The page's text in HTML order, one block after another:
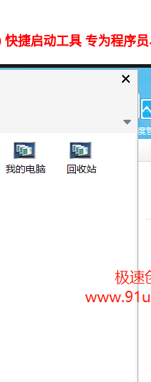
捷启动工具 专为程序